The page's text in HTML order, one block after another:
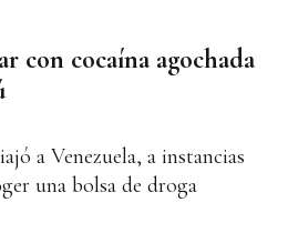
con cocaína agochada
a Venezuela, a instancias
una bolsa de droga